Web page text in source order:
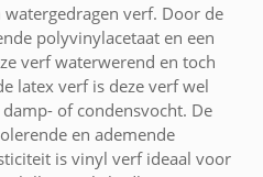
verf. Door de
polyvinylacetaat en een
verf waterwerend en toch
latex verf is deze verf wel
of condensvocht. De
en ademende
is vinyl verf ideaal voor